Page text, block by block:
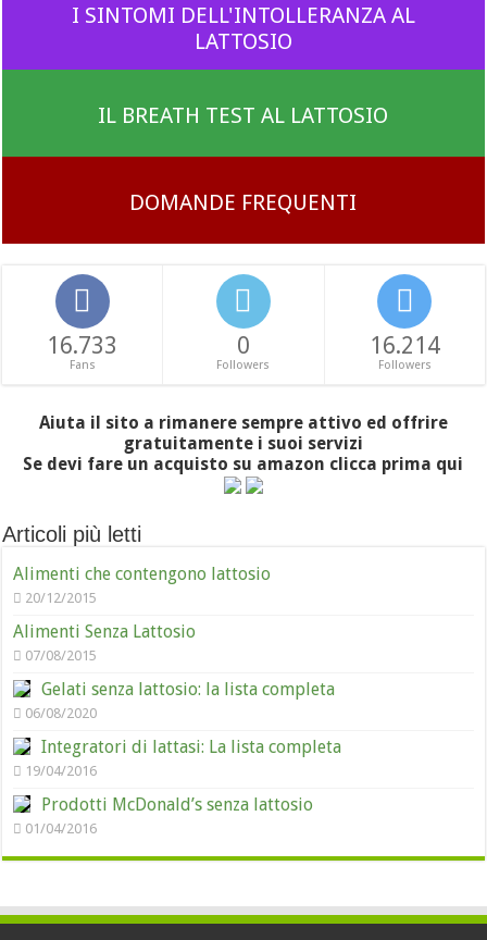
I SINTOMI DELL'INTOLLERANZA AL
LATTOSIO
IL BREATH TEST AL LATTOSIO
DOMANDE FREQUENTI
16.733
Fans
0
Followers
16.214
Followers
Aiuta il sito a rimanere sempre attivo ed offrire
gratuitamente i suoi servizi
Se devi fare un acquisto su amazon clicca prima qui
Articoli più letti
Alimenti che contengono lattosio
20/12/2015
Alimenti Senza Lattosio
07/08/2015
Gelati senza lattosio: la lista completa
06/08/2020
Integratori di lattasi: La lista completa
19/04/2016
Prodotti McDonald’s senza lattosio
01/04/2016